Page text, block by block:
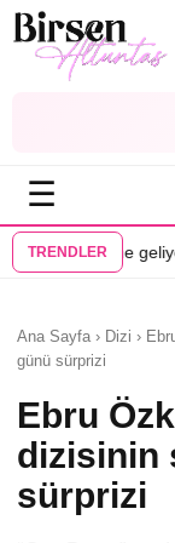
☰
TRENDLER
Cenan Çamyurdu
Ana Sayfa › Dizi ›
günü sürprizi
Ebru
dizisinin
sürprizi